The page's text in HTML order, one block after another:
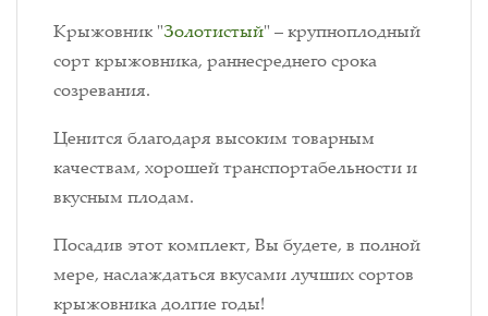
Крыжовник "Золотистый" – крупноплодный
сорт крыжовника, раннесреднего срока
созревания.
Ценится благодаря высоким товарным
качествам, хорошей транспортабельности и
вкусным плодам.
Посадив этот комплект, Вы будете, в полной
мере, наслаждаться вкусами лучших сортов
крыжовника долгие годы!